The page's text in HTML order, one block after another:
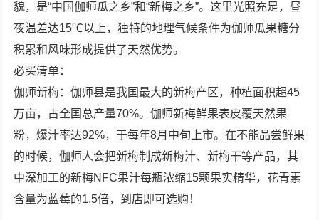
貌，是“中国伽师瓜之乡”和“新梅之乡”。这里光照充足，昼
夜温差达15℃以上，独特的地理气候条件为伽师瓜果糖分
积累和风味形成提供了天然优势。
必买清单：
伽师新梅：伽师县是我国最大的新梅产区，种植面积超45
万亩，占全国总产量70%。伽师新梅鲜果表皮覆天然果
粉，爆汁率达92%，于每年8月中旬上市。在不能品尝鲜果
的时候，伽师人会把新梅制成新梅汁、新梅干等产品，其
中深加工的新梅NFC果汁每瓶浓缩15颗果实精华，花青素
含量为蓝莓的1.5倍，到店即可选购！